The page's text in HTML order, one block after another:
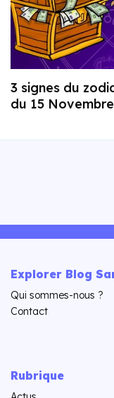
3 signes du
du 15
Explorer Blog
Qui sommes-nous ?
Contact
Rubrique